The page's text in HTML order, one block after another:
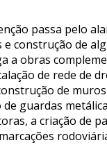
passa pelo
e construção de
a obras
de rede de
de
de guardas
a criação de